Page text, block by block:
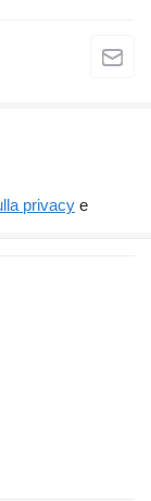
privacy e